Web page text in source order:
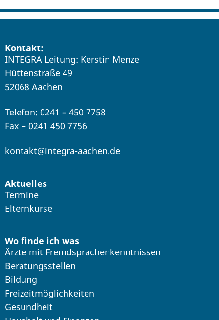
Kontakt:
INTEGRA Leitung: Kerstin Menze
Hüttenstraße 49
52068 Aachen
Telefon: 0241 – 450 7758
Fax – 0241 450 7756
kontakt@integra-aachen.de
Aktuelles
Termine
Elternkurse
Wo finde ich was
Ärzte mit Fremdsprachenkenntnissen
Beratungsstellen
Bildung
Freizeitmöglichkeiten
Gesundheit